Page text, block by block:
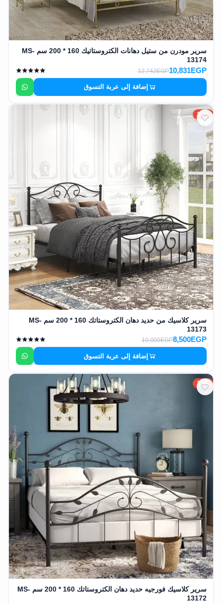
سرير مودرن من ستيل دهانات الكتروستاتيك 160 * 200 سم MS-
13174
10,831EGP
12,742EGP
إضافة إلى عربة التسوق
15%
سرير كلاسيك من حديد دهان الكتروستاتك 160 * 200 سم MS-
13173
8,500EGP
10,000EGP
إضافة إلى عربة التسوق
15%
سرير كلاسيك فورجيه حديد دهان الكتروستاتك 160 * 200 سم MS-
13172